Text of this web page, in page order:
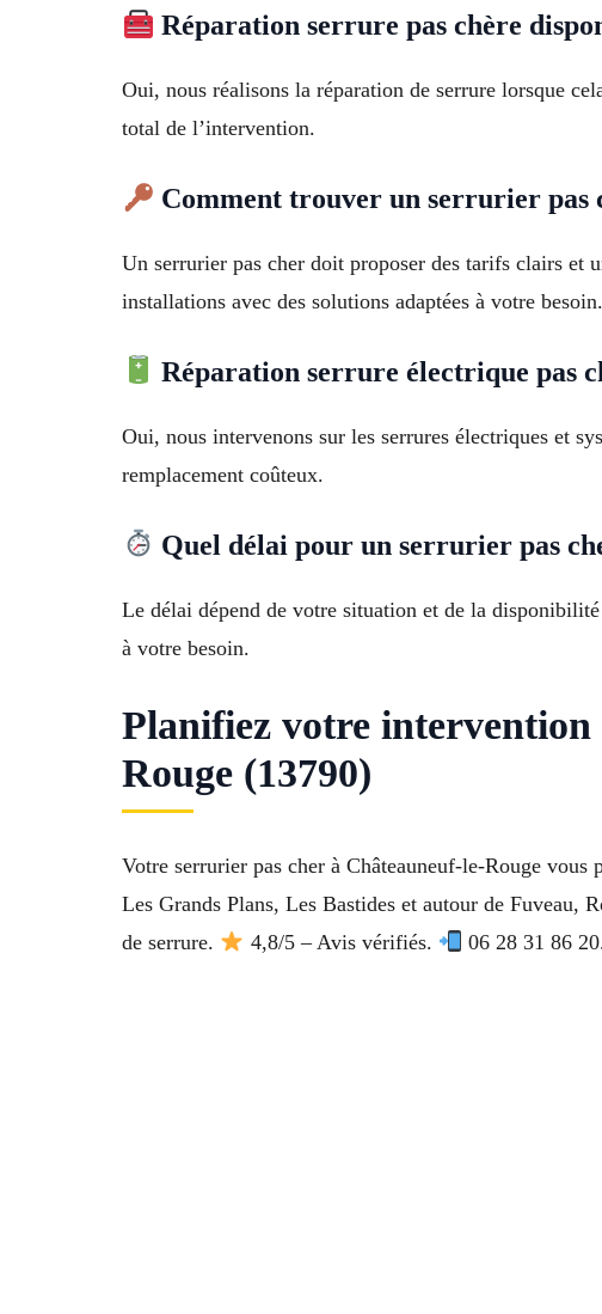
Réparation serrure pas chère
Oui, nous réalisons la réparation de serrure lorsque
total de l’intervention.
Comment trouver un serrurier pas
Un serrurier pas cher doit proposer des tarifs clairs et
installations avec des solutions adaptées à votre besoin.
Réparation serrure électrique pas
Oui, nous intervenons sur les serrures électriques et
remplacement coûteux.
Quel délai pour un serrurier pas
Le délai dépend de votre situation et de la
à votre besoin.
Planifiez votre
Rouge (13790)
Votre serrurier pas cher à Châteauneuf-le-Rouge
Les Grands Plans, Les Bastides et autour de Fuveau,
de serrure.
4,8/5 – Avis vérifiés. 06 28 31 86